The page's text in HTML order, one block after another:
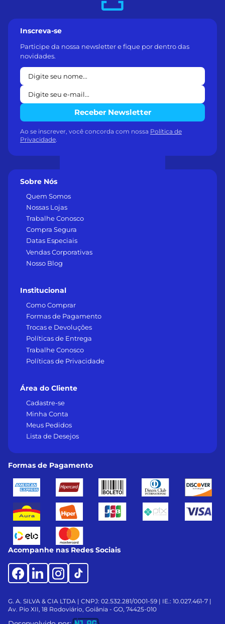
Sobre Nós
Quem Somos
Nossas Lojas
Trabalhe Conosco
Compra Segura
Datas Especiais
Vendas Corporativas
Nosso Blog
Institucional
Como Comprar
Formas de Pagamento
Trocas e Devoluções
Políticas de Entrega
Trabalhe Conosco
Políticas de Privacidade
Área do Cliente
Cadastre-se
Minha Conta
Meus Pedidos
Lista de Desejos
Inscreva-se
Participe da nossa newsletter e fique por dentro das
novidades.
Receber Newsletter
Ao se inscrever, você concorda com nossa Política de
Privacidade
Formas de Pagamento
Acompanhe nas Redes Sociais
G. A. SILVA & CIA LTDA | CNPJ: 02.532.281/0001-59 | IE.: 10.027.461-7 |
Av. Pio XII, 18 Rodoviário, Goiânia - GO, 74425-010